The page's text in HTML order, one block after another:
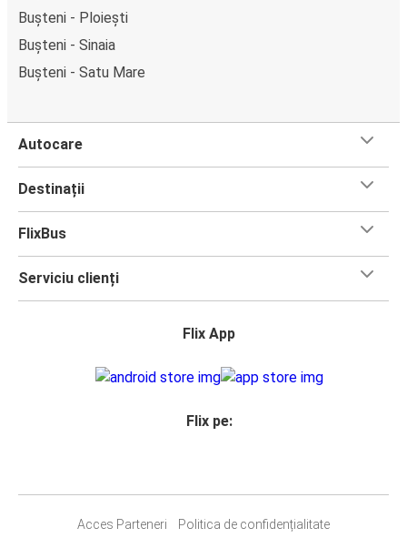
Bușteni - Ploiești
Bușteni - Sinaia
Bușteni - Satu Mare
Autocare
Destinații
FlixBus
Serviciu clienți
Flix App
Flix pe:
Acces Parteneri Politica de confidențialitate